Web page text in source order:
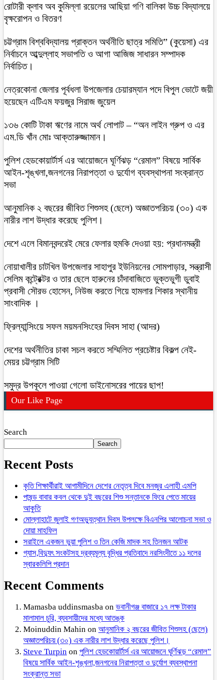
রোটারী ক্লাব অব কুমিল্লা রয়েলের আছিয়া গণি বালিকা উচ্চ বিদ্যালয়ে
বৃক্ষরোপন ও বিতরণ
চট্টগ্রাম বিশ্ববিদ্যালয় প্রাক্তন অর্থনীতি ছাত্র সমিতি” (কুয়েসা) এর
নির্বাচনে আব্দুল্লাহ সভাপতি ও আগা আজিজ সাধারন সম্পাদক
নির্বাচিত।
নেত্রকোনা জেলার পূর্বধলা উপজেলার চেয়ারম্যান পদে বিপুল ভোটে জয়ী
হয়েছেন এটিএম ফয়জুর সিরাজ জুয়েল
১৩৬ কোটি টাকা ঋণের নামে অর্থ লোপাট – “অন লাইন গ্রুপ ও এর
এম.ডি খাঁন মোঃ আক্তারুজ্জামান।
পুলিশ হেডকোয়ার্টার্স এর আয়োজনে ঘূর্ণিঝড় “রেমাল” বিষয়ে সার্বিক
আইন-শৃঙ্খলা,জনগনের নিরাপত্তা ও দুর্যোগ ব্যবস্থাপনা সংক্রান্ত
সভা
আনুমানিক ২ বছরের জীবিত শিশুসহ (ছেলে) অজ্ঞাতপরিচয় (৩০) এক
নারীর লাশ উদ্ধার করেছে পুলিশ।
দেশে এলে বিমানবন্দরেই মেরে ফেলার হুমকি দেওয়া হয়: প্রধানমন্ত্রী
নোয়াখালীর চাটখিল উপজেলার সাহাপুর ইউনিয়নের সোমপাড়ার, সন্ত্রাসী
সেলিম কন্ট্রেক্টর ও তার ছেলে হারুনের চাঁদাবাজিতে ভুক্তভুগী ডুবাই
প্রবাসী সৌরভ হোসেন, নিউজ করতে গিয়ে হামলার শিকার স্থানীয়
সাংবাদিক ।
ফ্রিল্যান্সিংয়ে সফল ময়মনসিংহের দিবস সাহা (আদর)
দেশের অর্থনীতির চাকা সচল করতে সম্মিলিত প্রচেষ্টার বিকল্প নেই-
মেয়র চট্টগ্রাম সিটি
সমুদ্র উপকূলে পাওয়া গেলো ডাইনোসরের পায়ের ছাপ!
Our Like Page
Search
Search
Recent Posts
কৃতি শিক্ষার্থীরাই আগামীদিনে দেশের নেতৃত্ব দিবে মনজুর এলাহী এমপি
পাষন্ড বাবার কবল থেকে দুই বছরের শিশু সন্তানকে ফিরে পেতে মায়ের
আকুতি
মোল্লাহাটে জুলাই গণঅভ্যুত্থান দিবস উপলক্ষে বিএনপির আলোচনা সভা ও
দোয়া মাহফিল
সরাইলে একজন ভুয়া পুলিশ ও তিন কেজি মাদক সহ তিনজন আটক
গ্যাস,বিদ্যুৎ সংকটসহ দ্রব্যমূল্য বৃদ্ধির প্রতিবাদে নরসিংদীতে ১১ দলের
স্বারকলিপি প্রদান
Recent Comments
Mamasba uddinsmasba on ভবানীগঞ্জ বাজারে ১৭ লক্ষ টাকার
মালামাল চুরি, ব্যবসায়ীদের মধ্যে আতঙ্ক
Moinuddin Mahin on আনুমানিক ২ বছরের জীবিত শিশুসহ (ছেলে)
অজ্ঞাতপরিচয় (৩০) এক নারীর লাশ উদ্ধার করেছে পুলিশ।
Steve Turpin on পুলিশ হেডকোয়ার্টার্স এর আয়োজনে ঘূর্ণিঝড় “রেমাল”
বিষয়ে সার্বিক আইন-শৃঙ্খলা,জনগনের নিরাপত্তা ও দুর্যোগ ব্যবস্থাপনা
সংক্রান্ত সভা